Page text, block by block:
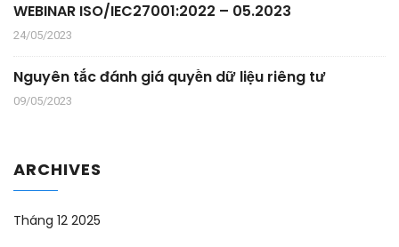
WEBINAR ISO/IEC27001:2022 – 05.2023
24/05/2023
Nguyên tắc đánh giá quyền dữ liệu riêng tư
09/05/2023
ARCHIVES
Tháng 12 2025